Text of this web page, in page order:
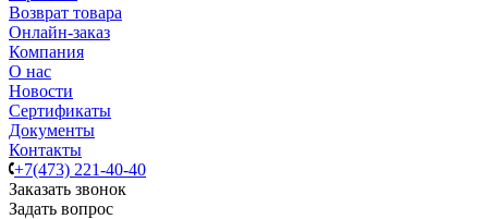
Возврат товара
Онлайн-заказ
Компания
О нас
Новости
Сертификаты
Документы
Контакты
+7(473) 221-40-40
Заказать звонок
Задать вопрос